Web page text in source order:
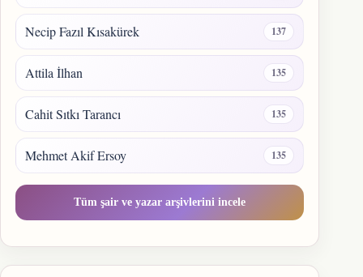
Necip Fazıl Kısakürek 137
Attila İlhan 135
Cahit Sıtkı Tarancı 135
Mehmet Akif Ersoy 135
Tüm şair ve yazar arşivlerini incele